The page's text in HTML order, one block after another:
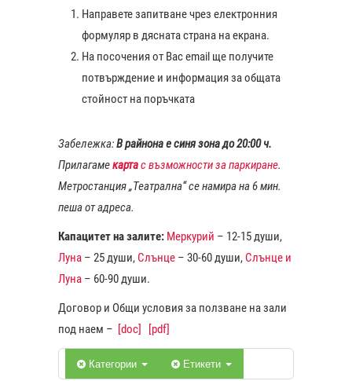
Направете запитване чрез електронния
формуляр в дясната страна на екрана.
На посочения от Вас еmail ще получите
потвърждение и информация за общата
стойност на поръчката
Забележка:В райнона е синя зона до 20:00 ч.
Прилагамекартас възможности за паркиране.
Метростанция „Театрална“ се намира на 6 мин.
пеша от адреса.
Капацитет на залите: Меркурий – 12-15 души,
Луна – 25 души, Слънце – 30-60 души, Слънце и
Луна – 60-90 души.
Договор и Общи условия за ползване на зали
под наем – [doc] [pdf]
Категории Етикети
2:00
4:00
5:00